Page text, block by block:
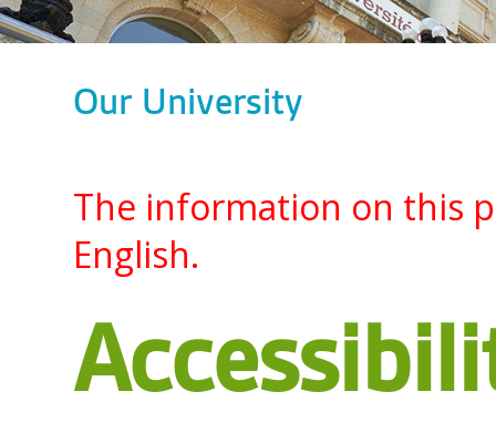
Our University
The information on this
English.